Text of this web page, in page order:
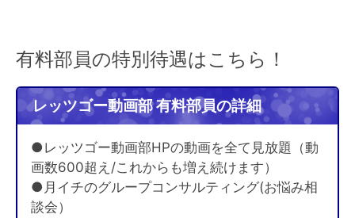
有料部員の特別待遇はこちら！
レッツゴー動画部 有料部員の詳細
●レッツゴー動画部HPの動画を全て見放題（動
画数600超え/これからも増え続けます）
●月イチのグループコンサルティング(お悩み相
談会）